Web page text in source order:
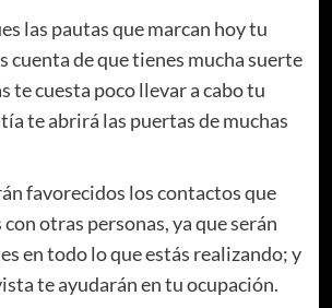
las pautas que marcan hoy tu
cuenta de que tienes mucha suerte
te cuesta poco llevar a cabo tu
te abrirá las puertas de muchas
favorecidos los contactos que
otras personas, ya que serán
en todo lo que estás realizando; y
te ayudarán en tu ocupación.